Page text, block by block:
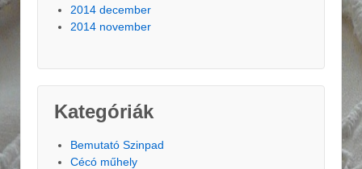
2014 december
2014 november
Kategóriák
Bemutató Szinpad
Cécó műhely